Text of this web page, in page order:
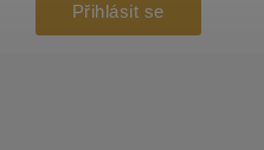
Přihlásit se